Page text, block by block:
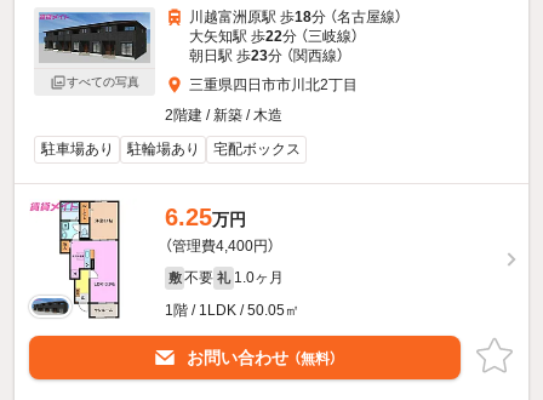
すべての写真
川越富洲原駅 歩18分 （名古屋線）
大矢知駅 歩22分 （三岐線）
朝日駅 歩23分 （関西線）
三重県四日市市川北2丁目
2階建 / 新築 / 木造
駐車場あり
駐輪場あり 宅配ボックス
6.25万円
（管理費4,400円）
敷 不要 礼 1.0ヶ月
1階 / 1LDK / 50.05㎡
お問い合わせ （無料）